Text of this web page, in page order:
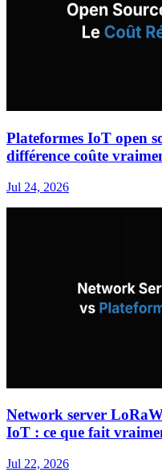
Plateformes IoT open
différence coûte
Jul 24, 2026
Network server
IoT : ce que fait
Jul 22, 2026